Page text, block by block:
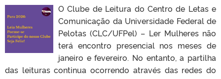
O Clube de Leitura do Centro de Letas e
Comunicação da Universidade Federal de
Pelotas (CLC/UFPel) – Ler Mulheres não
terá encontro presencial nos meses de
janeiro e fevereiro. No entanto, a partilha
das leituras continua ocorrendo através das redes do